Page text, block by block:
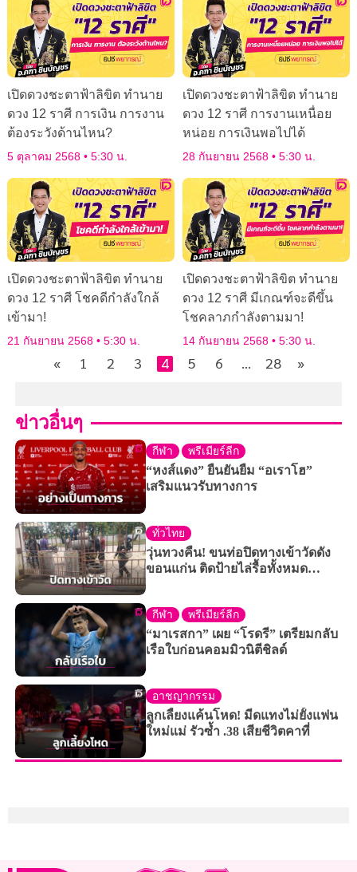
เปิดดวงชะตาฟ้าลิขิต ทำนาย
ดวง 12 ราศี การเงิน การงาน
ต้องระวังด้านไหน?
5 ตุลาคม 2568 5:30 น.
เปิดดวงชะตาฟ้าลิขิต ทำนาย
ดวง 12 ราศี การงานเหนื่อย
หน่อย การเงินพอไปได้
28 กันยายน 2568 5:30 น.
เปิดดวงชะตาฟ้าลิขิต ทำนาย
ดวง 12 ราศี โชคดีกำลังใกล้
เข้ามา!
21 กันยายน 2568 5:30 น.
เปิดดวงชะตาฟ้าลิขิต ทำนาย
ดวง 12 ราศี มีเกณฑ์จะดีขึ้น
โชคลาภกำลังตามมา!
14 กันยายน 2568 5:30 น.
« 1 2 3 4 5 6 … 28 »
ข่าวอื่นๆ
กีฬา พรีเมียร์ลีก
“หงส์แดง” ยืนยันยืม “อเราโฮ”
เสริมแนวรับทางการ
ทั่วไทย
วุ่นทวงคืน! ขนท่อปิดทางเข้าวัดดัง
ขอนแก่น ติดป้ายไล่รื้อทั้งหมด
ภายใน 15 วัน
กีฬา พรีเมียร์ลีก
“มาเรสกา” เผย “โรดรี” เตรียมกลับ
เรือใบก่อนคอมมิวนิตีชิลด์
อาชญากรรม
ลูกเลี้ยงแค้นโหด! มีดแทงไม่ยั้งแฟน
ใหม่แม่ รัวซ้ำ .38 เสียชีวิตคาที่